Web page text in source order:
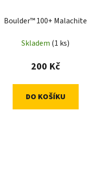
Boulder™ 100+ Malachite
Skladem (1 ks)
200 Kč
DO KOŠÍKU